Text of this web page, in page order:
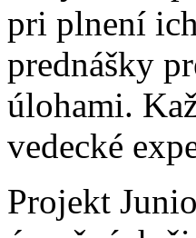
pri plnení
prednášky
úlohami.
vedecké
Projekt